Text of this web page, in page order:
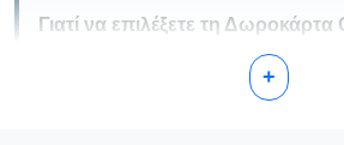
Γιατί να επιλέξετε τη
+